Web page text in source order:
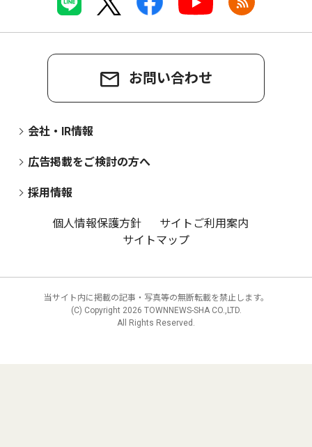
お問い合わせ
会社・IR情報
広告掲載をご検討の方へ
採用情報
個人情報保護方針
サイトご利用案内
サイトマップ
当サイト内に掲載の記事・写真等の無断転載を禁止します。
(C) Copyright 2026 TOWNNEWS-SHA CO.,LTD.
All Rights Reserved.